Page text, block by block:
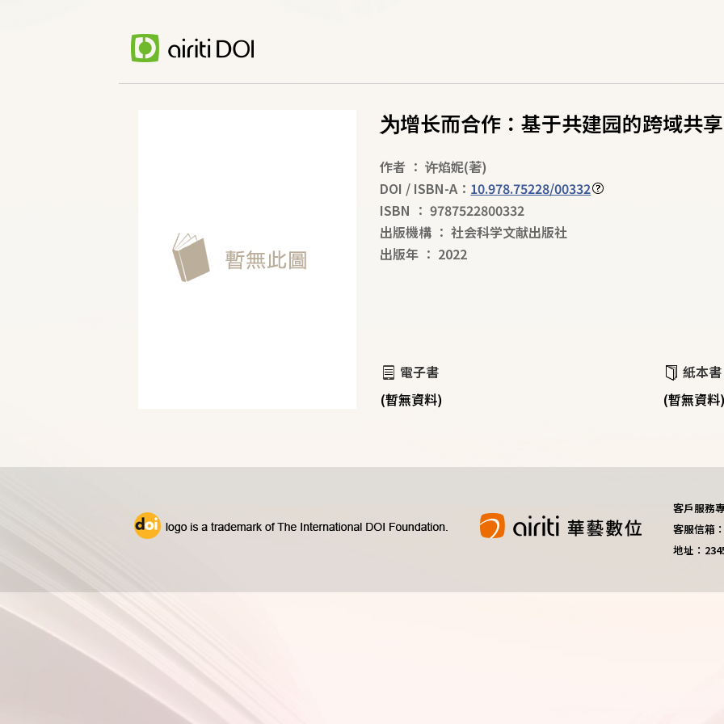
为增长而合作：基于共建园的跨域共
作者 ： 许焰妮(著)
DOI / ISBN-A： 10.978.75228/00332
ISBN ： 9787522800332
出版機構 ： 社会科学文献出版社
出版年 ： 2022
電子書
(暫無資料)
紙本書
(暫無資
客戶服務
客服信箱
地址：